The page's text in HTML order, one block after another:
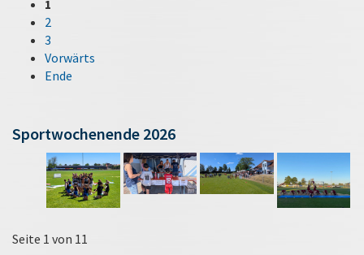
1
2
3
Vorwärts
Ende
Sportwochenende 2026
Seite 1 von 11